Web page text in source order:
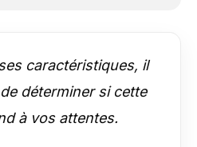
caractéristiques, il
déterminer si cette
à vos attentes.